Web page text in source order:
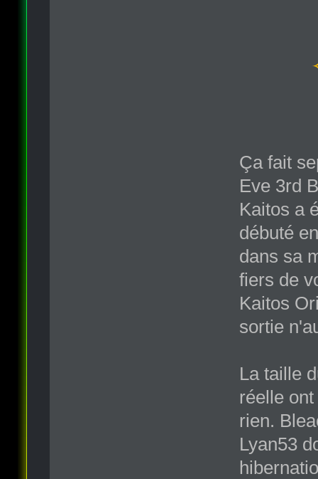
Ça fait
Eve 3rd
Kaitos a
débuté
dans sa
fiers de
Kaitos
sortie
La taille
réelle
rien.
Lyan53